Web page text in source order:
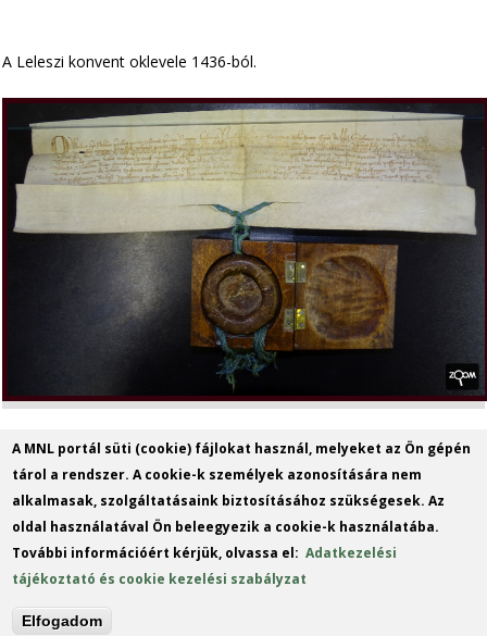
A Leleszi konvent oklevele 1436-ból.
A MNL portál süti (cookie) fájlokat használ, melyeket az Ön gépén
tárol a rendszer. A cookie-k személyek azonosítására nem
alkalmasak, szolgáltatásaink biztosításához szükségesek. Az
oldal használatával Ön beleegyezik a cookie-k használatába.
További információért kérjük, olvassa el:Adatkezelési
tájékoztató és cookie kezelési szabályzat
Elfogadom